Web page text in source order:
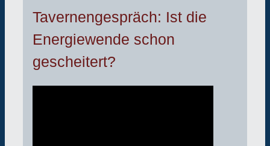
Tavernengespräch: Ist die
Energiewende schon
gescheitert?